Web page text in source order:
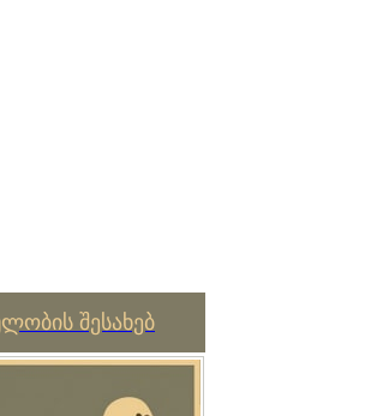
შესახებ